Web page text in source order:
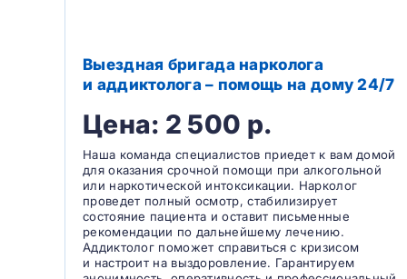
Выездная бригада нарколога
и аддиктолога – помощь на дому 24/7
Цена: 2 500 р.
Наша команда специалистов приедет к вам домой
для оказания срочной помощи при алкогольной
или наркотической интоксикации. Нарколог
проведет полный осмотр, стабилизирует
состояние пациента и оставит письменные
рекомендации по дальнейшему лечению.
Аддиктолог поможет справиться с кризисом
и настроит на выздоровление. Гарантируем